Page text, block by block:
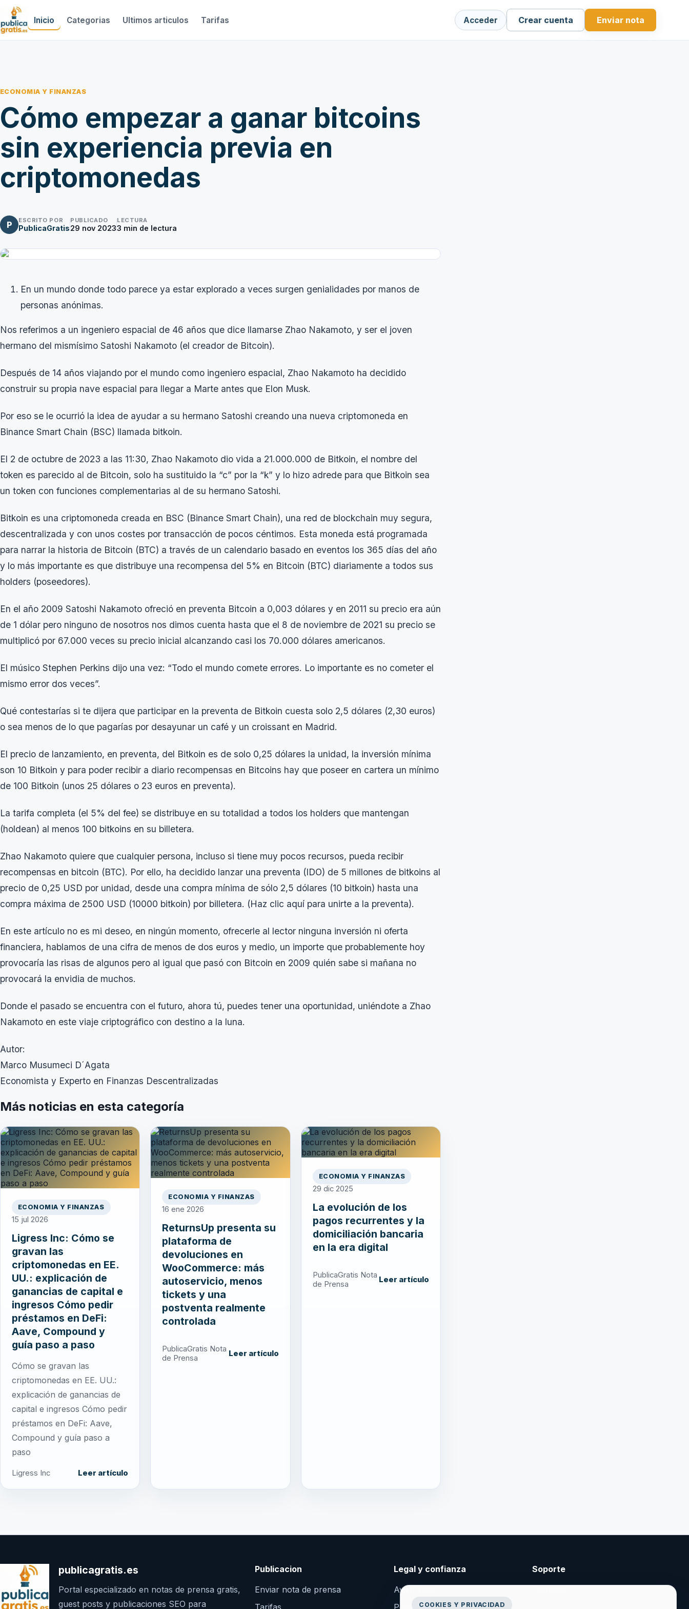
Inicio Categorias Ultimos articulos Tarifas Acceder Crear cuenta Enviar nota
ECONOMIA Y FINANZAS
Cómo empezar a ganar bitcoins
sin experiencia previa en
criptomonedas
P ESCRITO POR
PublicaGratis
PUBLICADO
29 nov 2023
LECTURA
3 min de lectura
En un mundo donde todo parece ya estar explorado a veces surgen genialidades por manos de
personas anónimas.
Nos referimos a un ingeniero espacial de 46 años que dice llamarse Zhao Nakamoto, y ser el joven
hermano del mismísimo Satoshi Nakamoto (el creador de Bitcoin).
Después de 14 años viajando por el mundo como ingeniero espacial, Zhao Nakamoto ha decidido
construir su propia nave espacial para llegar a Marte antes que Elon Musk.
Por eso se le ocurrió la idea de ayudar a su hermano Satoshi creando una nueva criptomoneda en
Binance Smart Chain (BSC) llamada bitkoin.
El 2 de octubre de 2023 a las 11:30, Zhao Nakamoto dio vida a 21.000.000 de Bitkoin, el nombre del
token es parecido al de Bitcoin, solo ha sustituido la “c” por la “k” y lo hizo adrede para que Bitkoin sea
un token con funciones complementarias al de su hermano Satoshi.
Bitkoin es una criptomoneda creada en BSC (Binance Smart Chain), una red de blockchain muy segura,
descentralizada y con unos costes por transacción de pocos céntimos. Esta moneda está programada
para narrar la historia de Bitcoin (BTC) a través de un calendario basado en eventos los 365 días del año
y lo más importante es que distribuye una recompensa del 5% en Bitcoin (BTC) diariamente a todos sus
holders (poseedores).
En el año 2009 Satoshi Nakamoto ofreció en preventa Bitcoin a 0,003 dólares y en 2011 su precio era aún
de 1 dólar pero ninguno de nosotros nos dimos cuenta hasta que el 8 de noviembre de 2021 su precio se
multiplicó por 67.000 veces su precio inicial alcanzando casi los 70.000 dólares americanos.
El músico Stephen Perkins dijo una vez: “Todo el mundo comete errores. Lo importante es no cometer el
mismo error dos veces”.
Qué contestarías si te dijera que participar en la preventa de Bitkoin cuesta solo 2,5 dólares (2,30 euros)
o sea menos de lo que pagarías por desayunar un café y un croissant en Madrid.
El precio de lanzamiento, en preventa, del Bitkoin es de solo 0,25 dólares la unidad, la inversión mínima
son 10 Bitkoin y para poder recibir a diario recompensas en Bitcoins hay que poseer en cartera un mínimo
de 100 Bitkoin (unos 25 dólares o 23 euros en preventa).
La tarifa completa (el 5% del fee) se distribuye en su totalidad a todos los holders que mantengan
(holdean) al menos 100 bitkoins en su billetera.
Zhao Nakamoto quiere que cualquier persona, incluso si tiene muy pocos recursos, pueda recibir
recompensas en bitcoin (BTC). Por ello, ha decidido lanzar una preventa (IDO) de 5 millones de bitkoins al
precio de 0,25 USD por unidad, desde una compra mínima de sólo 2,5 dólares (10 bitkoin) hasta una
compra máxima de 2500 USD (10000 bitkoin) por billetera. (Haz clic aquí para unirte a la preventa).
En este artículo no es mi deseo, en ningún momento, ofrecerle al lector ninguna inversión ni oferta
financiera, hablamos de una cifra de menos de dos euros y medio, un importe que probablemente hoy
provocaría las risas de algunos pero al igual que pasó con Bitcoin en 2009 quién sabe si mañana no
provocará la envidia de muchos.
Donde el pasado se encuentra con el futuro, ahora tú, puedes tener una oportunidad, uniéndote a Zhao
Nakamoto en este viaje criptográfico con destino a la luna.
Autor:
Marco Musumeci D´Agata
Economista y Experto en Finanzas Descentralizadas
Más noticias en esta categoría
ECONOMIA Y FINANZAS
15 jul 2026
Ligress Inc: Cómo se
gravan las
criptomonedas en EE.
UU.: explicación de
ganancias de capital e
ingresos Cómo pedir
préstamos en DeFi:
Aave, Compound y
guía paso a paso
Cómo se gravan las
criptomonedas en EE. UU.:
explicación de ganancias de
capital e ingresos Cómo pedir
préstamos en DeFi: Aave,
Compound y guía paso a
paso
Ligress Inc Leer artículo
ECONOMIA Y FINANZAS
16 ene 2026
ReturnsUp presenta su
plataforma de
devoluciones en
WooCommerce: más
autoservicio, menos
tickets y una
postventa realmente
controlada
PublicaGratis Nota
de Prensa
Leer artículo
ECONOMIA Y FINANZAS
29 dic 2025
La evolución de los
pagos recurrentes y la
domiciliación bancaria
en la era digital
PublicaGratis Nota
de Prensa
Leer artículo
publicagratis.es
Portal especializado en notas de prensa gratis,
guest posts y publicaciones SEO para
Publicacion
Enviar nota de prensa
Tarifas
Legal y confianza
Aviso Legal
Politica de Privacidad
Soporte
COOKIES Y PRIVACIDAD